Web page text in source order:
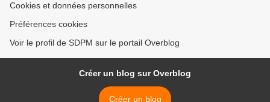
Cookies et données personnelles
Préférences cookies
Voir le profil de SDPM sur le portail Overblog
Créer un blog sur Overblog
Créer un blog